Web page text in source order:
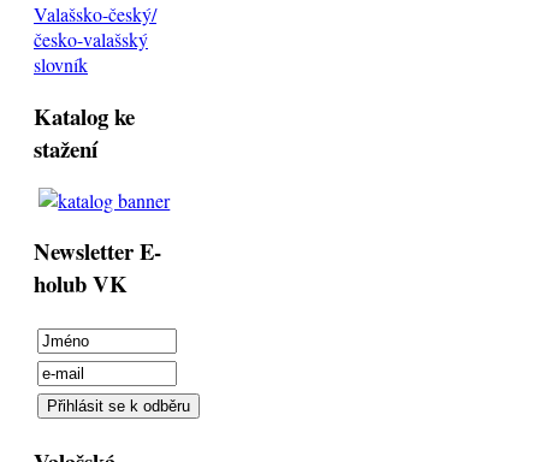
Valašsko-český/
česko-valašský
slovník
Katalog ke
stažení
Newsletter E-
holub VK